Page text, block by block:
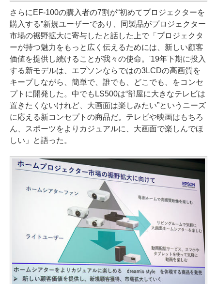
さらにEF-100の購入者の7割が“初めてプロジェクターを
購入する”新規ユーザーであり、同製品がプロジェクター
市場の裾野拡大に寄与したと話した上で「プロジェクタ
ーが持つ魅力をもっと広く伝えるためには、新しい顧客
価値を提供し続けることが我々の使命。'19年下期に投入
する新モデルは、エプソンならではの3LCDの高画質を
キープしながら、簡単で、誰でも、どこでも、をコンセ
プトに開発した。中でもLS500は“部屋に大きなテレビは
置きたくないけれど、大画面は楽しみたい”というニーズ
に応える新コンセプトの商品だ。テレビや映画はもちろ
ん、スポーツをよりカジュアルに、大画面で楽しんでほ
しい」と語った。